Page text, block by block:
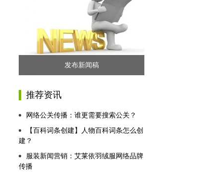
发布新闻稿
推荐资讯
网络公关传播：谁更需要搜索公关？
【百科词条创建】人物百科词条怎么创
建？
服装新闻营销：艾莱依羽绒服网络品牌
传播